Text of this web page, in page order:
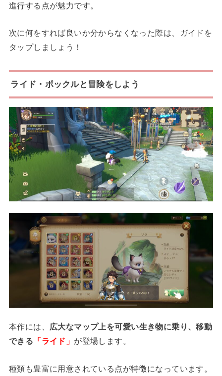
進行する点が魅力です。
次に何をすれば良いか分からなくなった際は、ガイドを
タップしましょう！
ライド・ポックルと冒険をしよう
本作には、 広大なマップ上を可愛い生き物に乗り、移動
できる 「ライド」 が登場します。
種類も豊富に用意されている点が特徴になっています。